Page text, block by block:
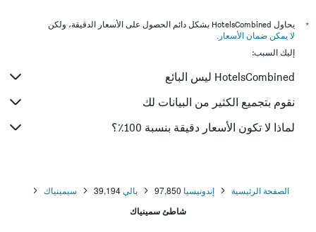
*
يحاول HotelsCombined بشكل دائم الحصول على الأسعار الدقيقة، ولكن
لا يمكن ضمان الأسعار .
إليك السبب:
HotelsCombined ليس البائع
نقوم بتجميع الكثير من البيانات لك
لماذا لا تكون الأسعار دقيقة بنسبة 100٪؟
الصفحة الرئيسية إندونيسيا 97,850 بالي39,194 سيمينياك
شاطئ سمينياك